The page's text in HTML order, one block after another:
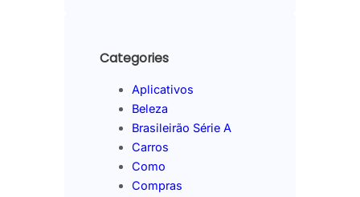
Categories
Aplicativos
Beleza
Brasileirão Série A
Carros
Como
Compras